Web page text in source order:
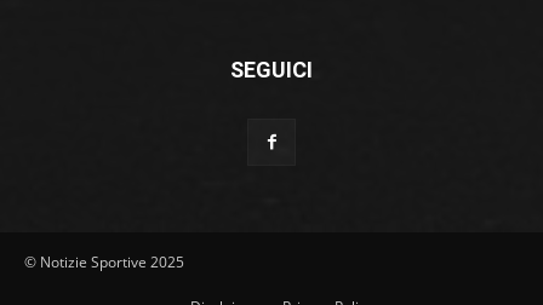
SEGUICI
© Notizie Sportive 2025